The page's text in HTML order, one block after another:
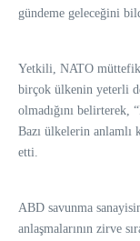
gündeme geleceğini
Yetkili, NATO
birçok ülkenin yeterli
olmadığını belirterek,
Bazı ülkelerin anlamlı
etti.
ABD savunma
anlaşmalarının zirve